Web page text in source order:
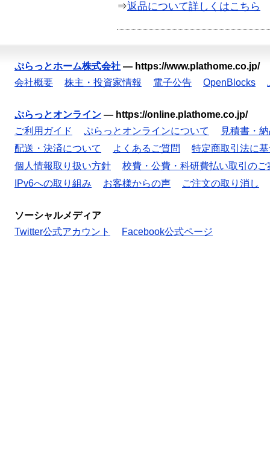
⇒返品について詳しくはこちら
ぷらっとホーム株式会社 — https://www.plathome.co.jp/
会社概要
株主・投資家情報 電子公告 OpenBlocks
ぷらっとオンライン — https://online.plathome.co.jp/
ご利用ガイド
ぷらっとオンラインについて
見積書・
配送・決済について
よくあるご質問
特定商取引法に
個人情報取り扱い方針
校費・公費・科研費払い取引のご
IPv6への取り組み
お客様からの声 ご注文の取り消し
ソーシャルメディア
Twitter公式アカウント
Facebook公式ページ